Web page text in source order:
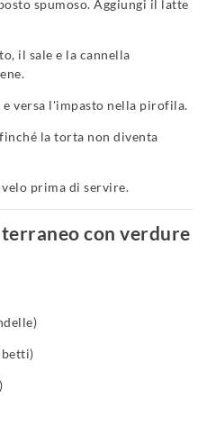
spumoso. Aggiungi il latte
il sale e la cannella
versa l'impasto nella pirofila.
la torta non diventa
prima di servire.
con verdure